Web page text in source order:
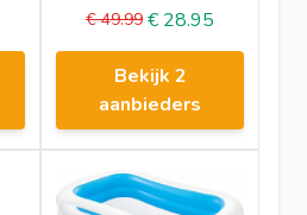
€ 49.99 € 28.95
Bekijk 2
aanbieders